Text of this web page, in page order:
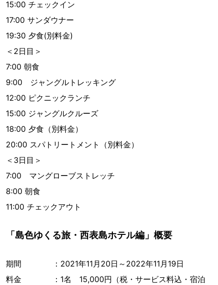
15:00 チェックイン
17:00 サンダウナー
19:30 夕食(別料金)
＜2日目＞
7:00 朝食
9:00 ジャングルトレッキング
12:00 ピクニックランチ
15:00 ジャングルクルーズ
18:00 夕食（別料金）
20:00 スパトリートメント（別料金）
＜3日目＞
7:00 マングローブストレッチ
8:00 朝食
11:00 チェックアウト
「島色ゆくる旅・西表島ホテル編」概要
期間 ：2021年11月20日～2022年11月19日
料金 ：1名 15,000円（税・サービス料込・宿泊